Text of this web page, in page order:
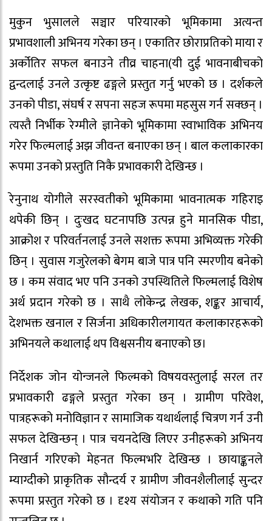
मुकुन भुसालले सञ्चार परियारको भूमिकामा अत्यन्त
प्रभावशाली अभिनय गरेका छन् । एकातिर छोराप्रतिको माया र
अर्कोतिर सफल बनाउने तीव्र चाहना(यी दुई भावनाबीचको
द्वन्दलाई उनले उत्कृष्ट ढङ्गले प्रस्तुत गर्नु भएको छ । दर्शकले
उनको पीडा, संघर्ष र सपना सहज रूपमा महसुस गर्न सक्छन् ।
त्यस्तै निर्भीक रेग्मीले ज्ञानेको भूमिकामा स्वाभाविक अभिनय
गरेर फिल्मलाई अझ जीवन्त बनाएका छन् । बाल कलाकारका
रूपमा उनको प्रस्तुति निकै प्रभावकारी देखिन्छ ।
रेनुनाथ योगीले सरस्वतीको भूमिकामा भावनात्मक गहिराइ
थपेकी छिन् । दुःखद घटनापछि उत्पन्न हुने मानसिक पीडा,
आक्रोश र परिवर्तनलाई उनले सशक्त रूपमा अभिव्यक्त गरेकी
छिन् । सुवास गजुरेलको बेगम बाजे पात्र पनि स्मरणीय बनेको
छ । कम संवाद भए पनि उनको उपस्थितिले फिल्मलाई विशेष
अर्थ प्रदान गरेको छ । साथै लोकेन्द्र लेखक, शङ्कर आचार्य,
देशभक्त खनाल र सिर्जना अधिकारीलगायत कलाकारहरूको
अभिनयले कथालाई थप विश्वसनीय बनाएको छ।
निर्देशक जोन योन्जनले फिल्मको विषयवस्तुलाई सरल तर
प्रभावकारी ढङ्गले प्रस्तुत गरेका छन् । ग्रामीण परिवेश,
पात्रहरूको मनोविज्ञान र सामाजिक यथार्थलाई चित्रण गर्न उनी
सफल देखिन्छन् । पात्र चयनदेखि लिएर उनीहरूको अभिनय
निखार्न गरिएको मेहनत फिल्मभरि देखिन्छ । छायाङ्कनले
म्याग्दीको प्राकृतिक सौन्दर्य र ग्रामीण जीवनशैलीलाई सुन्दर
रूपमा प्रस्तुत गरेको छ । दृश्य संयोजन र कथाको गति पनि